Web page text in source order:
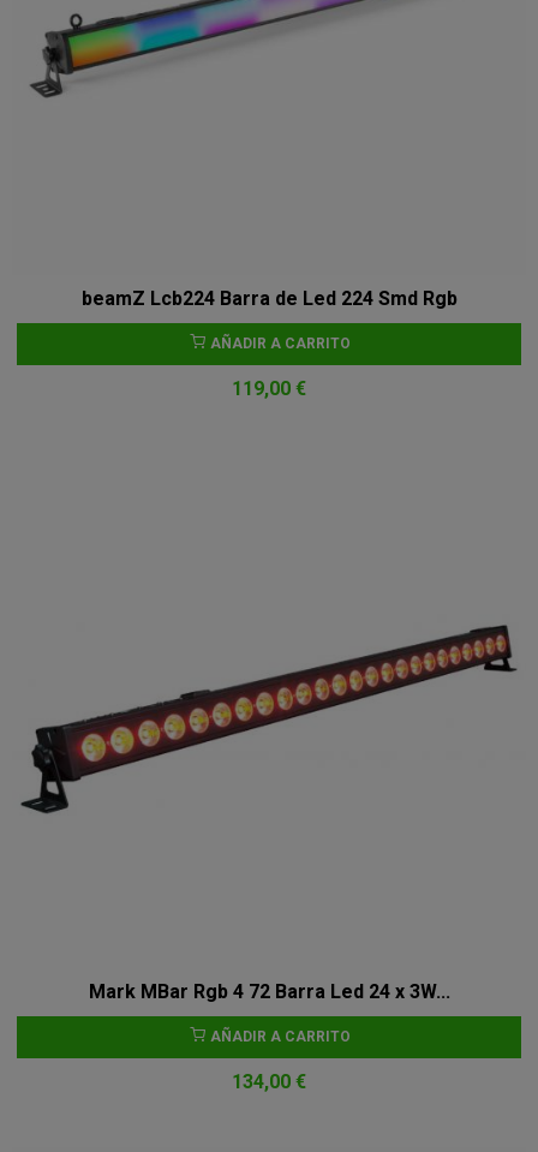
beamZ Lcb224 Barra de Led 224 Smd Rgb
AÑADIR A CARRITO
119,00 €
Mark MBar Rgb 4 72 Barra Led 24 x 3W...
AÑADIR A CARRITO
134,00 €